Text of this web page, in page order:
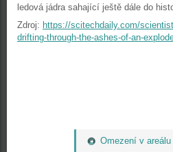
Omezení v
ledová jádra sahající ještě dále do
Zdroj: https://scitechdaily.com/
drifting-through-the-ashes-of-an-